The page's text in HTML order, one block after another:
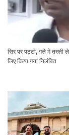
सिर पर पट्टी, गले में तख्ती
लिए किया गया निलंबित